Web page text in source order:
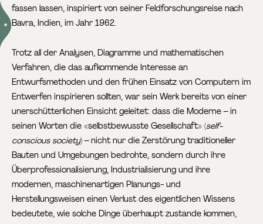
fassen lassen, inspiriert von seiner Feldforschungsreise nach
Bavra, Indien, im Jahr 1962.
Trotz all der Analysen, Diagramme und mathematischen
Verfahren, die das aufkommende Interesse an
Entwurfsmethoden und den frühen Einsatz von Computern im
Entwerfen inspirieren sollten, war sein Werk bereits von einer
unerschütterlichen Einsicht geleitet: dass die Moderne – in
seinen Worten die «selbstbewusste Gesellschaft» (self-
conscious society) – nicht nur die Zerstörung traditioneller
Bauten und Umgebungen bedrohte, sondern durch ihre
Überprofessionalisierung, Industrialisierung und ihre
modernen, maschinenartigen Planungs- und
Herstellungsweisen einen Verlust des eigentlichen Wissens
bedeutete, wie solche Dinge überhaupt zustande kommen,